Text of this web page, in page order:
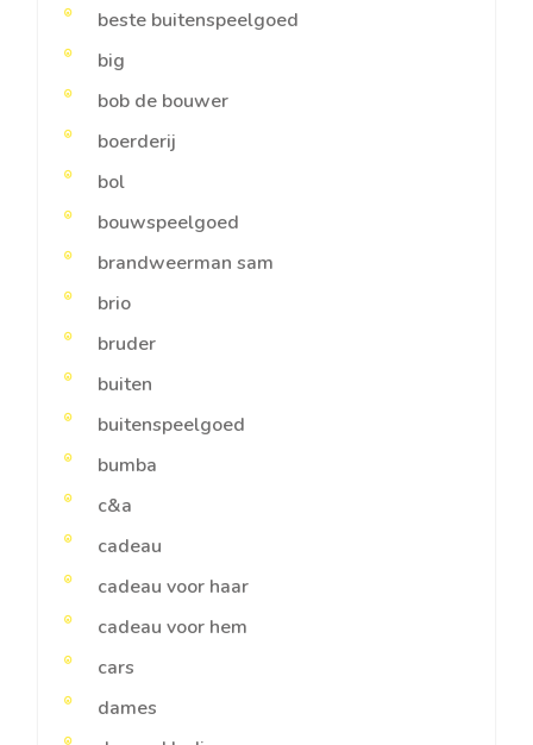
beste buitenspeelgoed
big
bob de bouwer
boerderij
bol
bouwspeelgoed
brandweerman sam
brio
bruder
buiten
buitenspeelgoed
bumba
c&a
cadeau
cadeau voor haar
cadeau voor hem
cars
dames